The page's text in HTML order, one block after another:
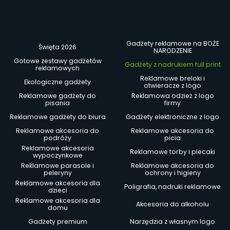
Święta 2026
Gadżety reklamowe na BOŻE
NARODZENIE
Gotowe zestawy gadżetów
reklamowych
Gadżety z nadrukiem full print
Ekologiczne gadżety
Reklamowe breloki i
otwieracze z logo
Reklamowe gadżety do
pisania
Reklamowa odzież z logo
firmy
Reklamowe gadżety do biura
Gadżety elektroniczne z logo
Reklamowe akcesoria do
podróży
Reklamowe akcesoria do
picia
Reklamowe akcesoria
wypoczynkowe
Reklamowe torby i plecaki
Reklamowe parasole i
peleryny
Reklamowe akcesoria do
ochrony i higieny
Reklamowe akcesoria dla
dzieci
Poligrafia, nadruki reklamowe
Reklamowe akcesoria dla
domu
Akcesoria do alkoholu
Gadżety premium
Narzędzia z własnym logo